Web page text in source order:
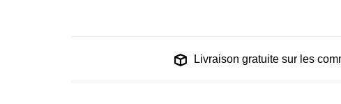
Livraison gratuite sur les